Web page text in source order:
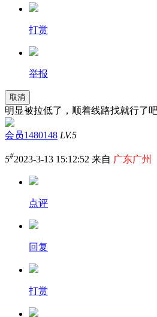
打赏
举报
取消
明显被拉低了，顺着线路找就行了
会员1480148 LV.5
5#2023-3-13 15:12:52 来自 广东广州
点评
回复
打赏